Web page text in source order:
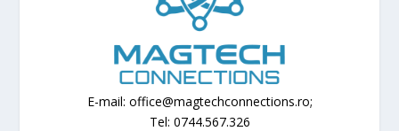
E-mail: office@magtechconnections.ro;
Tel: 0744.567.326